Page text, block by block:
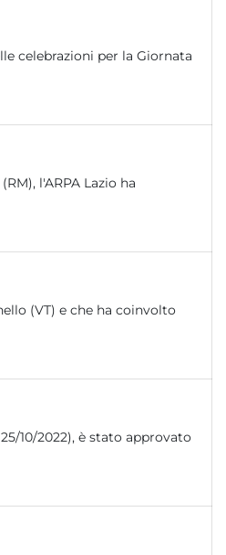
celebrazioni per la Giornata
l'ARPA Lazio ha
(VT) e che ha coinvolto
10/2022), è stato approvato